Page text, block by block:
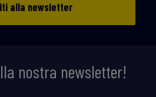
alla newsletter
nostra newsletter!